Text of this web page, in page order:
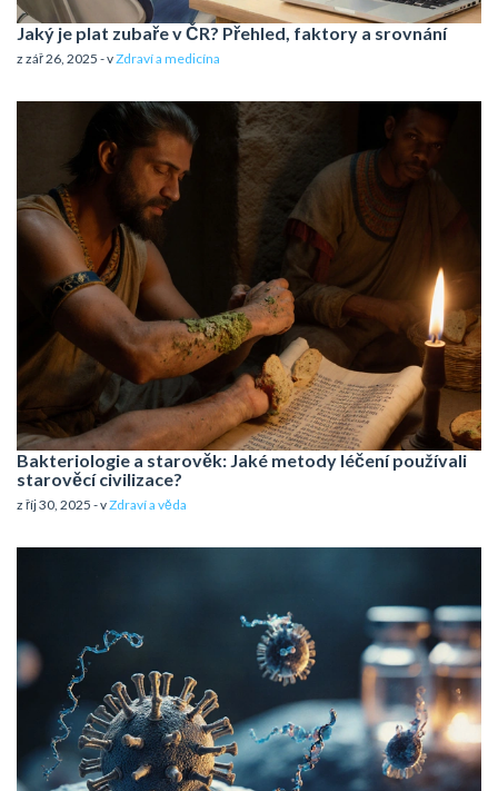
Jaký je plat zubaře v ČR? Přehled, faktory a srovnání
z zář 26, 2025 - vZdraví a medicína
Bakteriologie a starověk: Jaké metody léčení používali
starověcí civilizace?
z říj 30, 2025 - vZdraví a věda